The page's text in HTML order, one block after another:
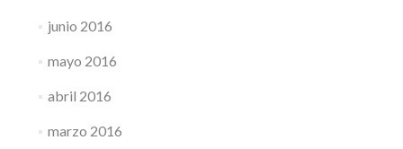
junio 2016
mayo 2016
abril 2016
marzo 2016